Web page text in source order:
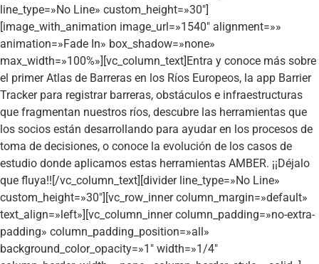
line_type=»No Line» custom_height=»30″]
[image_with_animation image_url=»1540″ alignment=»»
animation=»Fade In» box_shadow=»none»
max_width=»100%»][vc_column_text]Entra y conoce más sobre
el primer Atlas de Barreras en los Ríos Europeos, la app Barrier
Tracker para registrar barreras, obstáculos e infraestructuras
que fragmentan nuestros ríos, descubre las herramientas que
los socios están desarrollando para ayudar en los procesos de
toma de decisiones, o conoce la evolución de los casos de
estudio donde aplicamos estas herramientas AMBER. ¡¡Déjalo
que fluya!![/vc_column_text][divider line_type=»No Line»
custom_height=»30″][vc_row_inner column_margin=»default»
text_align=»left»][vc_column_inner column_padding=»no-extra-
padding» column_padding_position=»all»
background_color_opacity=»1″ width=»1/4″